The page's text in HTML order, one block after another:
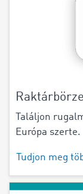
Találjon
Európa szerte.
Tudjon meg